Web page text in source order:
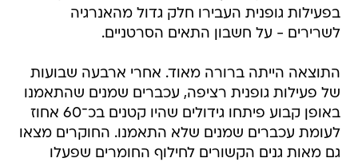
בפעילות גופנית העבירו חלק גדול מהאנרגיה
לשרירים - על חשבון התאים הסרטניים.
התוצאה הייתה ברורה מאוד. אחרי ארבעה שבועות
של פעילות גופנית רציפה, עכברים שמנים שהתאמנו
באופן קבוע פיתחו גידולים שהיו קטנים בכ־60 אחוז
לעומת עכברים שמנים שלא התאמנו. החוקרים מצאו
גם מאות גנים הקשורים לחילוף החומרים שפעלו